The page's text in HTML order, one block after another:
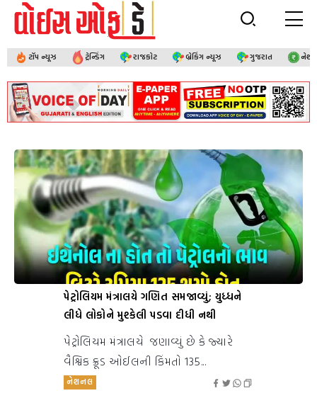
ટૉપ ન્યૂઝ ટ્રેન્ડિંગ રાજકોટ બ્રેકિંગ ન્યૂઝ ગુજરાત
પેટ્રોલિયમ મંત્રાલયે ગણિત સમજાવ્યું; યુધ્ધને
લીધે લોકોને મુશ્કેલી પડવા દીધી નથી
પેટ્રોલિયમ મંત્રાલયે જણાવ્યું છે કે જ્યારે
વૈશ્વિક ક્રૂડ ઓઈલની કિંમતો 135...
નેશનલ